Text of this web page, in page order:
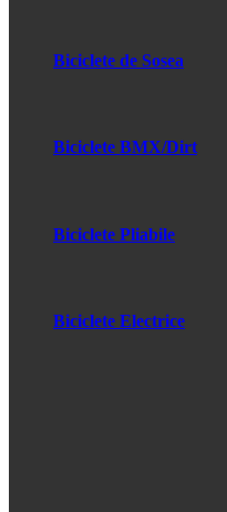
Biciclete de Sosea
Biciclete BMX/Dirt
Biciclete Pliabile
Biciclete Electrice